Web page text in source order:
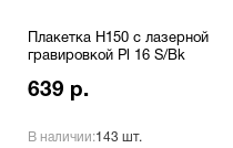
Плакетка H150 с лазерной
гравировкой Pl 16 S/Bk
639 р.
В наличии:143 шт.